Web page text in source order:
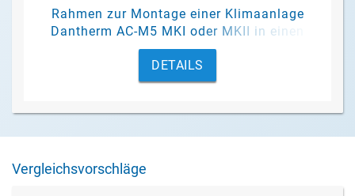
Rahmen zur Montage einer Klimaanlage
Dantherm AC-M5 MKI oder MKII in einen
Container.
DETAILS
Vergleichsvorschläge